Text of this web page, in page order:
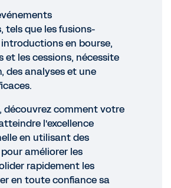
RAPPORT
que les fusions-
en bourse,
et les cessions, nécessite
des analyses et une
découvrez comment votre
l'excellence
en utilisant des
améliorer les
rapidement les
en toute confiance sa